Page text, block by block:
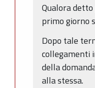
Qualora
primo giorno
Dopo tale
collegamenti
della
alla stessa.